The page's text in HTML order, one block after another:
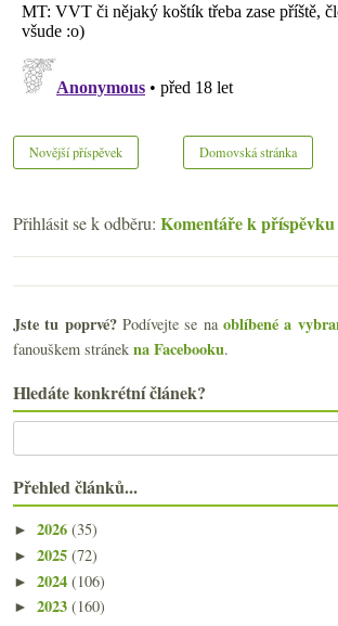
Novější příspěvek Domovská stránka
Přihlásit se k odběru: Komentáře k
Jste tu poprvé?Podívejte se naoblíbené a
fanouškem stránek na Facebooku.
Hledáte konkrétní článek?
Přehled článků...
► 2026 (35)
► 2025 (72)
► 2024 (106)
► 2023 (160)